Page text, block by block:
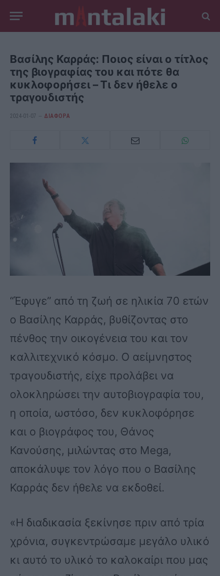
Βασίλης Καρράς: Ποιος είναι ο τίτλος
της βιογραφίας του και πότε θα
κυκλοφορήσει – Τι δεν ήθελε ο
τραγουδιστής
2024-01-07 ΔΙΆΦΟΡΑ
“Έφυγε” από τη ζωή σε ηλικία 70 ετών
ο Βασίλης Καρράς, βυθίζοντας στο
πένθος την οικογένεια του και τον
καλλιτεχνικό κόσμο. Ο αείμνηστος
τραγουδιστής, είχε προλάβει να
ολοκληρώσει την αυτοβιογραφία του,
η οποία, ωστόσο, δεν κυκλοφόρησε
και ο βιογράφος του, Θάνος
Κανούσης, μιλώντας στο Mega,
αποκάλυψε τον λόγο που ο Βασίλης
Καρράς δεν ήθελε να εκδοθεί.
«Η διαδικασία ξεκίνησε πριν από τρία
χρόνια, συγκεντρώσαμε μεγάλο υλικό
κι αυτό το υλικό το καλοκαίρι που μας